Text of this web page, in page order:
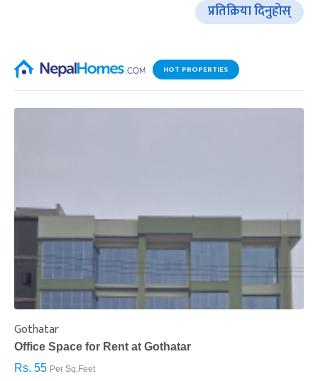
प्रतिक्रिया दिनुहोस्
HOT PROPERTIES
Gothatar
Office Space for Rent at Gothatar
Rs. 55 Per Sq.Feet